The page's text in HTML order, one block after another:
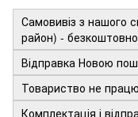
Самовивіз з нашого
район) -
Відправка Новою
Товариство не
Комплектація і